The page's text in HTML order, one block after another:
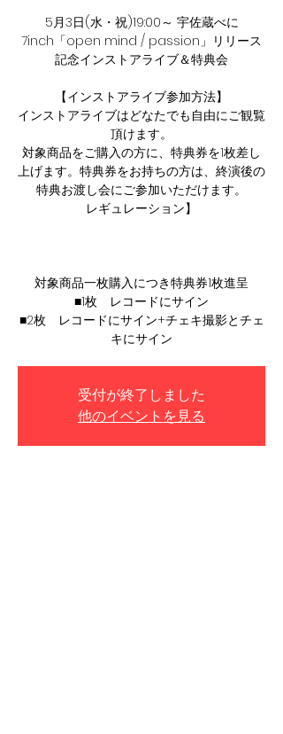
5月3日(水・祝)19:00～ 宇佐蔵べに
7inch「open mind / passion」リリース
記念インストアライブ＆特典会
【インストアライブ参加方法】
インストアライブはどなたでも自由にご観覧
頂けます。
対象商品をご購入の方に、特典券を1枚差し
上げます。特典券をお持ちの方は、終演後の
特典お渡し会にご参加いただけます。
レギュレーション】
対象商品一枚購入につき特典券1枚進呈
■1枚 レコードにサイン
■2枚 レコードにサイン+チェキ撮影とチェ
受付が終了しました
他のイベントを見る